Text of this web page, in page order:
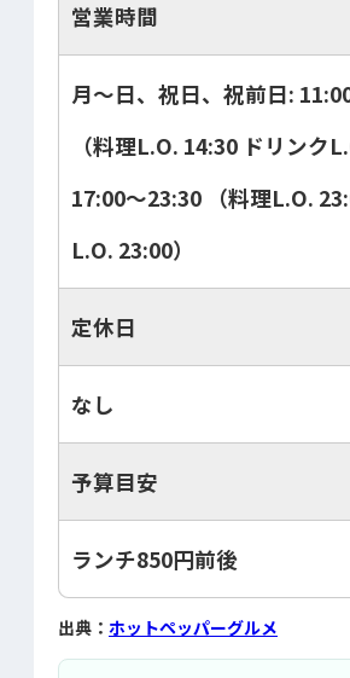
営業時間
月～日、祝日、祝前日:
（料理L.O. 14:30 ドリンク
17:00～23:30 （料理L.O.
L.O. 23:00）
定休日
なし
予算目安
ランチ850円前後
出典： ホットペッパーグルメ